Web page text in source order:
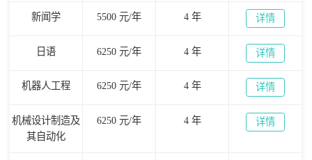
新闻学 5500 元/年 4 年 详情
日语 6250 元/年 4 年 详情
机器人工程 6250 元/年 4 年 详情
机械设计制造及
其自动化
6250 元/年 4 年 详情